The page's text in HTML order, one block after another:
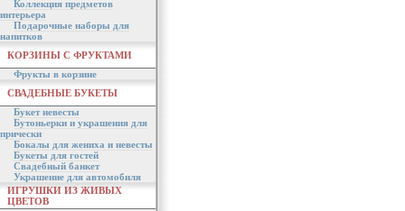
Коллекция предметов
интерьера
Подарочные наборы для
напитков
КОРЗИНЫ С ФРУКТАМИ
Фрукты в корзине
СВАДЕБНЫЕ БУКЕТЫ
Букет невесты
Бутоньерки и украшения для
прически
Бокалы для жениха и невесты
Букеты для гостей
Свадебный банкет
Украшение для автомобиля
ИГРУШКИ ИЗ ЖИВЫХ
ЦВЕТОВ